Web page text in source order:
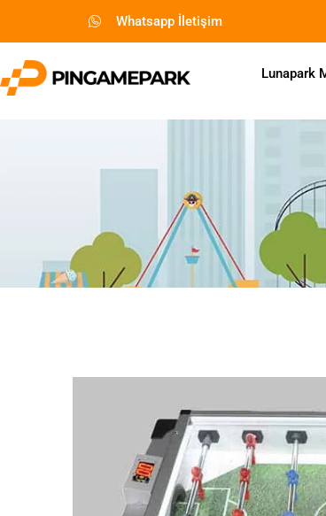
Whatsapp İletişim
Lunapark